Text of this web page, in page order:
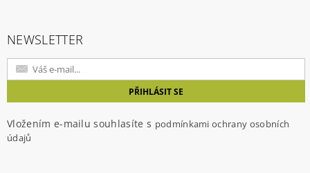
NEWSLETTER
Vložením e-mailu souhlasíte s podmínkami ochrany osobních
údajů